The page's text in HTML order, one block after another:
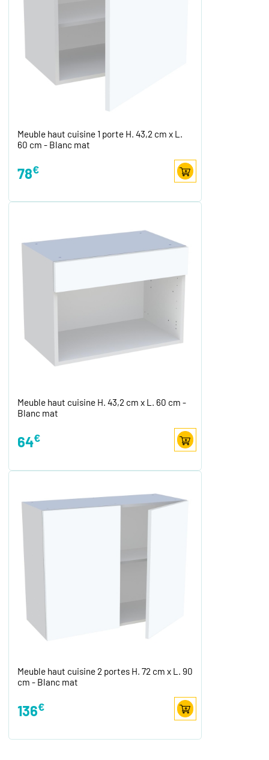
Meuble haut cuisine 1 porte H. 43,2 cm x L.
60 cm - Blanc mat
78€
Meuble haut cuisine H. 43,2 cm x L. 60 cm -
Blanc mat
64€
Meuble haut cuisine 2 portes H. 72 cm x L. 90
cm - Blanc mat
136€